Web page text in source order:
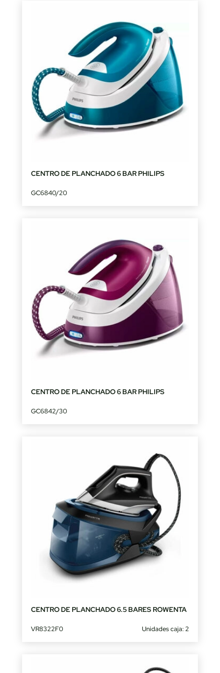
CENTRO DE PLANCHADO 6 BAR PHILIPS
GC6840/20
CENTRO DE PLANCHADO 6 BAR PHILIPS
GC6842/30
CENTRO DE PLANCHADO 6.5 BARES ROWENTA
VR8322F0 Unidades caja: 2